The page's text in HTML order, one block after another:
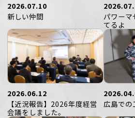
2026.07.10
新しい仲間
パワーマ
てるよ
2026.06.12
【近況報告】2026年度経営
会議をしました。
広島での